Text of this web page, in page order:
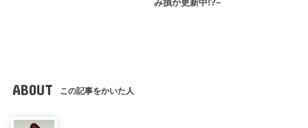
み損が更新中!?~
ABOUT この記事をかいた人